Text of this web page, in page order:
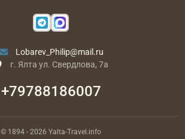
Lobarev_Philip@mail.ru
г. Ялта ул. Свердлова, 7а
+79788186007
© 1894 - 2026 Yalta-Travel.info